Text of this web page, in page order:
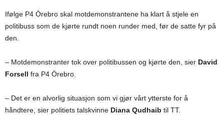
Ifølge P4 Örebro skal motdemonstrantene ha klart å stjele en
politibuss som de kjørte rundt noen runder med, før de satte fyr på
den.
– Motdemonstranter tok over politibussen og kjørte den, sier David
Forsell fra P4 Örebro.
– Det er en alvorlig situasjon som vi gjør vårt ytterste for å
håndtere, sier politiets talskvinne Diana Qudhaib til TT.